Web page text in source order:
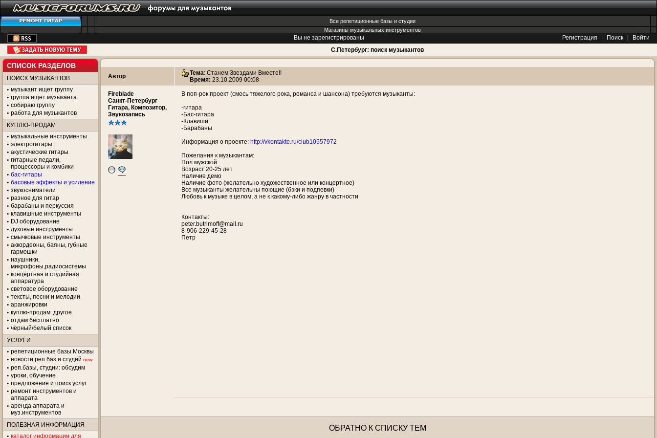
Все репетиционные базы и студии
Магазины музыкальных инструментов
Вы не зарегистрированы Регистрация Поиск
Войти
С.Петербург: поиск музыкантов
СПИСОК РАЗДЕЛОВ
ПОИСК МУЗЫКАНТОВ
музыкант ищет группу
группа ищет музыканта
собираю группу
работа для музыкантов
КУПЛЮ-ПРОДАМ
музыкальные инструменты
электрогитары
акустические гитары
гитарные педали,
процессоры и комбики
бас-гитары
басовые эффекты и усиление
звукосниматели
разное для гитар
барабаны и перкуссия
клавишные инструменты
DJ оборудование
духовые инструменты
смычковые инструменты
аккордеоны, баяны, губные
гармошки
наушники,
микрофоны,радиосистемы
концертная и студийная
аппаратура
световое оборудование
тексты, песни и мелодии
аранжировки
куплю-продам: другое
отдам бесплатно
чёрный/белый список
УСЛУГИ
репетиционные базы Москвы
новости реп.баз и студий new
реп.базы, студии: обсудим
уроки, обучение
предложение и поиск услуг
ремонт инструментов и
аппарата
аренда аппарата и
муз.инструментов
ПОЛЕЗНАЯ ИНФОРМАЦИЯ
каталог информации для
Автор Тема: Станем Звездами Вместе!!
Время: 23.10.2009 00:08
Fireblade
Санкт-Петербург
Гитара, Композитор,
Звукозапись
В поп-рок проект (смесь тяжелого рока, романса и шансона) требуются музыканты:
-гитара
-Бас-гитара
-Клавиши
-Барабаны
Информация о проекте: http://vkontakte.ru/club10557972
Пожелания к музыкантам:
Пол мужской
Возраст 20-25 лет
Наличие демо
Наличие фото (желательно художественное или концертное)
Все музыканты желательны поющие (бэки и подпевки)
Любовь к музыке в целом, а не к какому-либо жанру в частности
Контакты:
peter.butrimoff@mail.ru
8-906-229-45-28
Петр
ОБРАТНО К СПИСКУ ТЕМ